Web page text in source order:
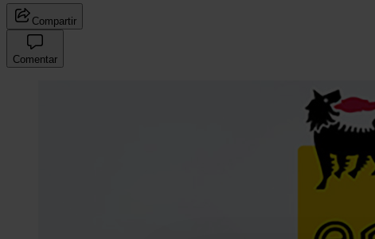
Compartir
Comentar